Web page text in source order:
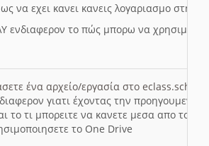
να εχει κανει κανεις λογαριασμο στη
ενδιαφερον το πώς μπορω να
ένα αρχείο/εργασία στο eclass.sch.gr
γιατι έχοντας την
το τι μπορειτε να κανετε μεσα απο το
το One Drive